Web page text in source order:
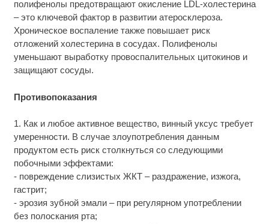
полифенолы предотвращают окисление LDL-холестерина
– это ключевой фактор в развитии атеросклероза.
Хроническое воспаление также повышает риск
отложений холестерина в сосудах. Полифенолы
уменьшают выработку провоспалительных цитокинов и
защищают сосуды.
Противопоказания
1. Как и любое активное вещество, винный уксус требует
умеренности. В случае злоупотребления данным
продуктом есть риск столкнуться со следующими
побочными эффектами:
- повреждение слизистых ЖКТ – раздражение, изжога,
гастрит;
- эрозия зубной эмали – при регулярном употреблении
без полоскания рта;